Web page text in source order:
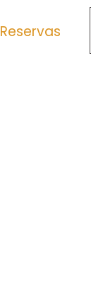
Reservas